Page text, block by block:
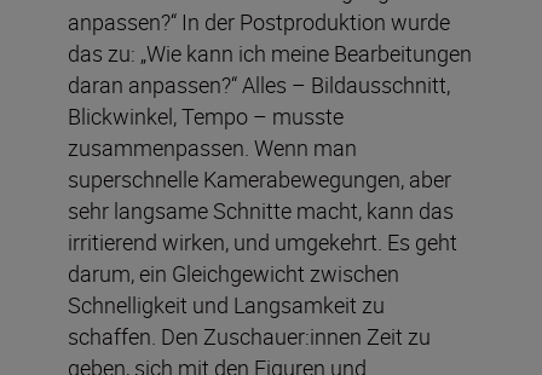
anpassen?“ In der Postproduktion wurde
das zu: „Wie kann ich meine Bearbeitungen
daran anpassen?“ Alles – Bildausschnitt,
Blickwinkel, Tempo – musste
zusammenpassen. Wenn man
superschnelle Kamerabewegungen, aber
sehr langsame Schnitte macht, kann das
irritierend wirken, und umgekehrt. Es geht
darum, ein Gleichgewicht zwischen
Schnelligkeit und Langsamkeit zu
schaffen. Den Zuschauer:innen Zeit zu
geben, sich mit den Figuren und